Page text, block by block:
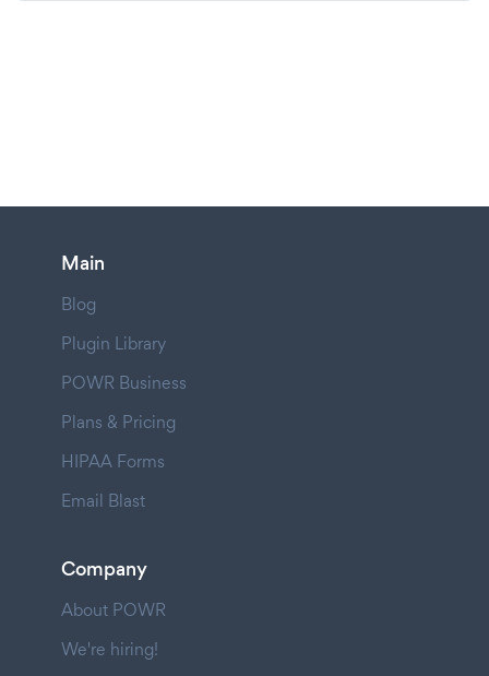
Main
Blog
Plugin Library
POWR Business
Plans & Pricing
HIPAA Forms
Email Blast
Company
About POWR
We're hiring!